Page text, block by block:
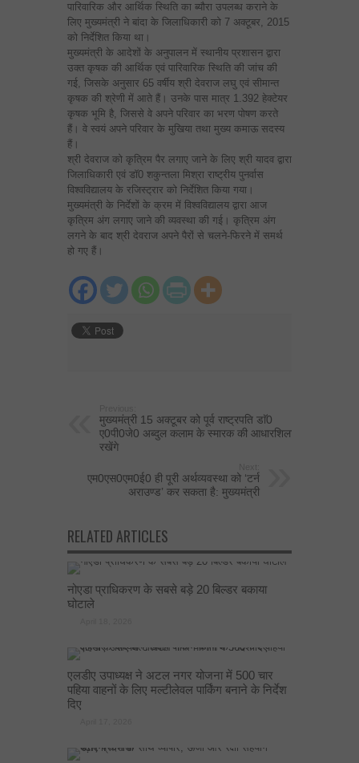
पारिवारिक और आर्थिक स्थिति का ब्यौरा उपलब्ध कराने के
लिए मुख्यमंत्री ने बांदा के जिलाधिकारी को 7 अक्टूबर, 2015
को निर्देशित किया था।
मुख्यमंत्री के आदेशों के अनुपालन में स्थानीय प्रशासन द्वारा
उक्त कृषक की आर्थिक एवं पारिवारिक स्थिति की जांच की
गई, जिसके अनुसार 65 वर्षीय श्री देवराज लघु एवं सीमान्त
कृषक की श्रेणी में आते हैं। उनके पास मात्र 1.392 हेक्टेयर
कृषक भूमि है, जिससे वे अपने परिवार का भरण पोषण करते
हैं। वे स्वयं अपने परिवार के मुखिया तथा मुख्य कमाऊ सदस्य
हैं।
श्री देवराज को कृत्रिम पैर लगाए जाने के लिए श्री यादव द्वारा
जिलाधिकारी एवं डाॅ0 शकुन्तला मिश्रा राष्ट्रीय पुनर्वास
विश्वविद्यालय के रजिस्ट्रार को निर्देशित किया गया।
मुख्यमंत्री के निर्देशों के क्रम में विश्वविद्यालय द्वारा आज
कृत्रिम अंग लगाए जाने की व्यवस्था की गई। कृत्रिम अंग
लगने के बाद श्री देवराज अपने पैरों से चलने-फिरने में समर्थ
हो गए हैं।
मुख्यमंत्री 15 अक्टूबर को पूर्व राष्ट्रपति डाॅ0
ए0पी0जे0 अब्दुल कलाम के स्मारक की आधारशिला
रखेंगे
एम0एस0एम0ई0 ही पूरी अर्थव्यवस्था को ‘टर्न
अराउण्ड’ कर सकता है: मुख्यमंत्री
RELATED ARTICLES
नोएडा प्राधिकरण के सबसे बड़े 20 बिल्डर बकाया
घोटाले
एलडीए उपाध्यक्ष ने अटल नगर योजना में 500 चार
पहिया वाहनों के लिए मल्टीलेवल पार्किंग बनाने के निर्देश
दिए